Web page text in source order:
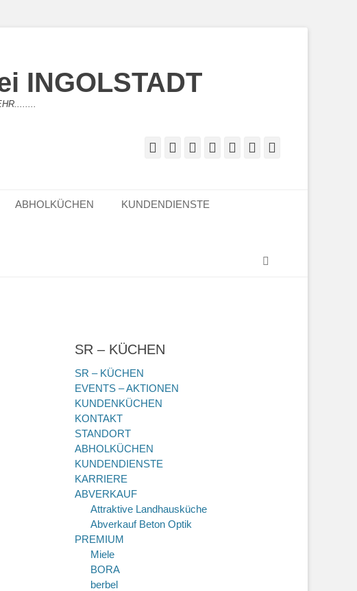
INGOLSTADT
Facebook
TwitterGoogleplusInstagram
Website
ABHOLKÜCHEN KUNDENDIENSTE
SR – KÜCHEN
SR – KÜCHEN
EVENTS – AKTIONEN
KUNDENKÜCHEN
KONTAKT
STANDORT
ABHOLKÜCHEN
KUNDENDIENSTE
KARRIERE
ABVERKAUF
Attraktive Landhausküche
Abverkauf Beton Optik
PREMIUM
Miele
BORA
berbel